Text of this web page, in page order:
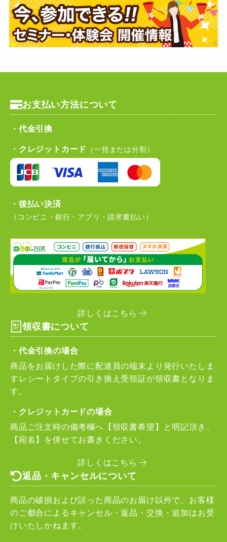
お支払い方法について
・代金引換
・クレジットカード （一括または分割）
・後払い決済
（コンビニ・銀行・アプリ・請求書払い）
詳しくはこちら
領収書について
・代金引換の場合
商品をお届けした際に配達員の端末より発行いたしま
すレシートタイプの引き換え受領証が領収書となりま
す。
・クレジットカードの場合
商品ご注文時の備考欄へ【領収書希望】と明記頂き、
【宛名】を併せてお書きください。
詳しくはこちら
返品・キャンセルについて
商品の破損および誤った商品のお届け以外で、お客様
のご都合によるキャンセル・返品・交換・追加はお受
けいたしかねます。